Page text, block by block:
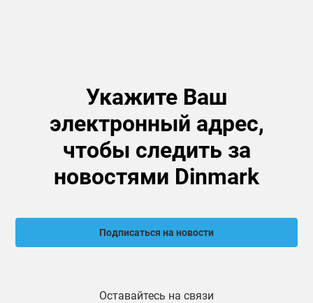
Укажите Ваш
электронный адрес,
чтобы следить за
новостями Dinmark
Подписаться на новости
Оставайтесь на связи